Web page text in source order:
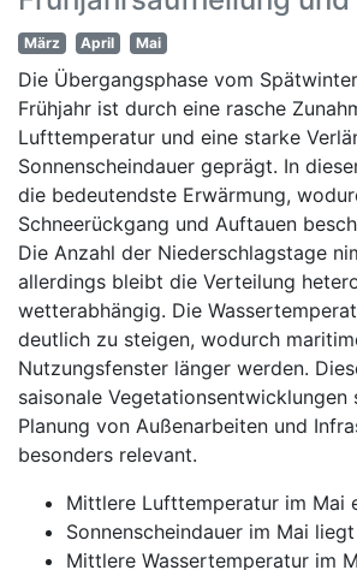
März April Mai
Die Übergangsphase vom
Frühjahr ist durch eine rasche
Lufttemperatur und eine starke
Sonnenscheindauer geprägt. In
die bedeutendste Erwärmung,
Schneerückgang und Auftauen
Die Anzahl der Niederschlagstage
allerdings bleibt die Verteilung
wetterabhängig. Die
deutlich zu steigen, wodurch
Nutzungsfenster länger werden.
saisonale Vegetationsentwicklungen
Planung von Außenarbeiten und
besonders relevant.
Mittlere Lufttemperatur im Mai
Sonnenscheindauer im Mai
Mittlere Wassertemperatur im